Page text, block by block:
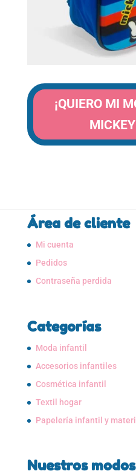
¡QUIERO MI
Área de cliente
Mi cuenta
Pedidos
Contraseña perdida
Categorías
Moda infantil
Accesorios infantiles
Cosmética infantil
Textil hogar
Papelería infantil y
Nuestros